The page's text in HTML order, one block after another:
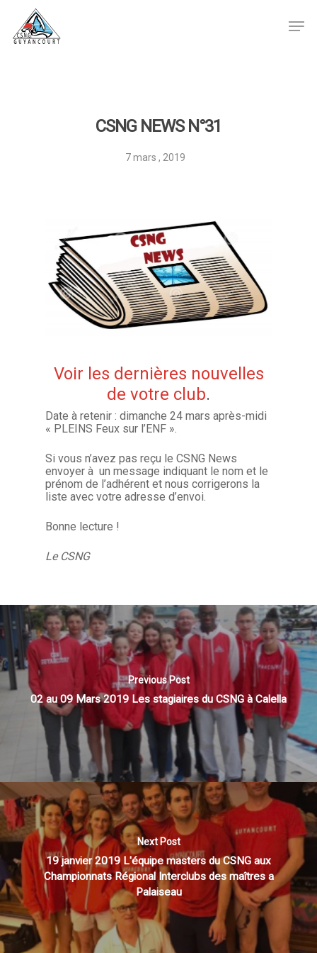
CSNG NEWS N°31
7 mars , 2019
Voir les dernières nouvelles
de votre club.
Date à retenir : dimanche 24 mars après-midi
« PLEINS Feux sur l’ENF ».
Si vous n’avez pas reçu le CSNG News
envoyer à un message indiquant le nom et le
prénom de l’adhérent et nous corrigerons la
liste avec votre adresse d’envoi.
Bonne lecture !
Le CSNG
Previous Post
02 au 09 Mars 2019 Les stagiaires du CSNG à Calella
Next Post
19 janvier 2019 L'équipe masters du CSNG aux
Championnats Régional Interclubs des maîtres a
Palaiseau